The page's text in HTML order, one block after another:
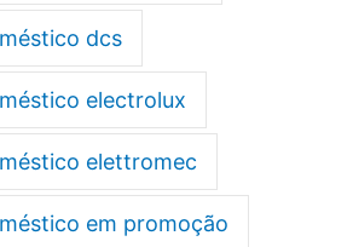
dcs
electrolux
elettromec
em promoção